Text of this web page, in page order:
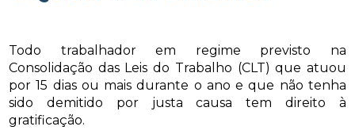
Todo trabalhador em regime previsto na
Consolidação das Leis do Trabalho (CLT) que atuou
por 15 dias ou mais durante o ano e que não tenha
sido demitido por justa causa tem direito à
gratificação.